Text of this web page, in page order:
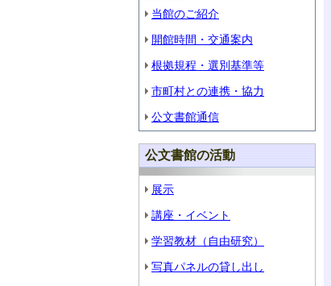
当館のご紹介
開館時間・交通案内
根拠規程・選別基準等
市町村との連携・協力
公文書館通信
公文書館の活動
展示
講座・イベント
学習教材（自由研究）
写真パネルの貸し出し